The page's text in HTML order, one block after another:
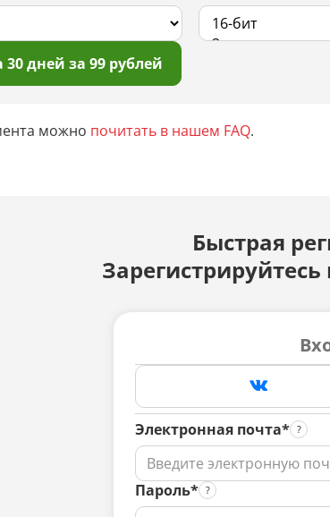
дней за 99 рублей
можно почитать в нашем FAQ.
Быстрая
Электронная почта*
Пароль*